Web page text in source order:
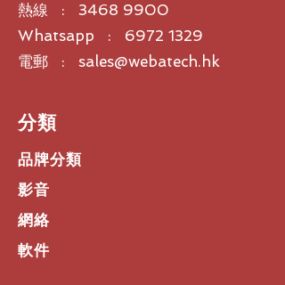
熱線 : 3468 9900
Whatsapp : 6972 1329
電郵 : sales@webatech.hk
​分類
品牌分類
影音
網絡
軟件